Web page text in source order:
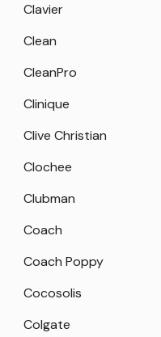
Clavier
Clean
CleanPro
Clinique
Clive Christian
Clochee
Clubman
Coach
Coach Poppy
Cocosolis
Colgate